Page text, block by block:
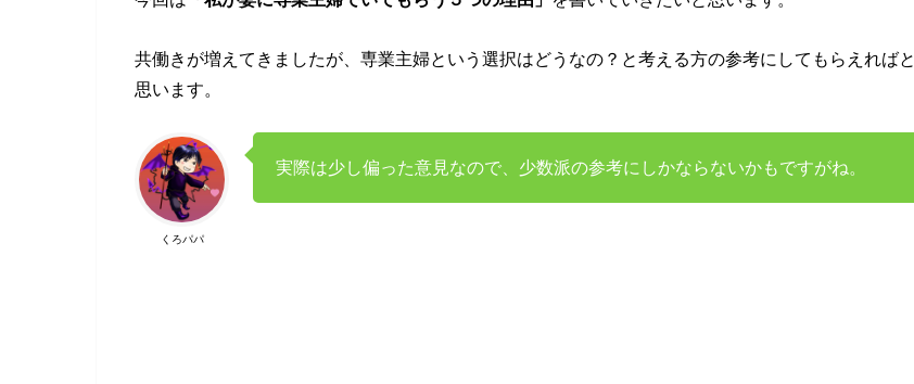
共働きが増えてきましたが、専業主婦という選択はどうなの？と考える方の参考にしてもらえればと
思います。
くろパパ
実際は少し偏った意見なので、少数派の参考にしかならないかもですがね。